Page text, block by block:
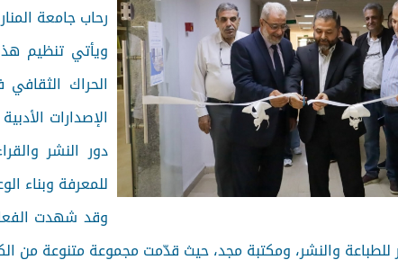
رحاب جامعة
ويأتي تنظيم
الحراك
الإصدارات
دور النشر
للمعرفة وبناء
وقد شهدت
والنشر، ومكتبة مجد، حيث قدّمت مجموعة متنوعة من